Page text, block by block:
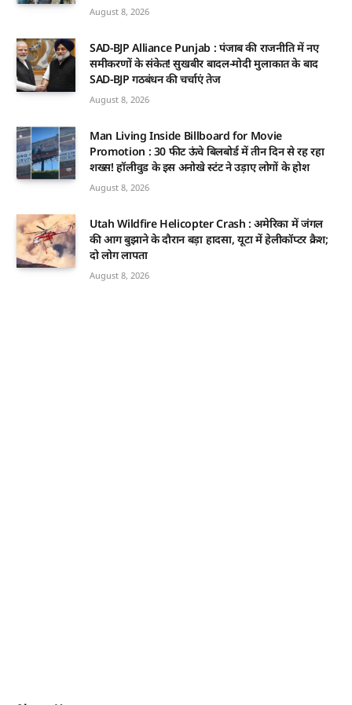
August 8, 2026
SAD-BJP Alliance Punjab : पंजाब की राजनीति में नए
समीकरणों के संकेत! सुखबीर बादल-मोदी मुलाकात के बाद
SAD-BJP गठबंधन की चर्चाएं तेज
August 8, 2026
Man Living Inside Billboard for Movie
Promotion : 30 फीट ऊंचे बिलबोर्ड में तीन दिन से रह रहा
शख्स! हॉलीवुड के इस अनोखे स्टंट ने उड़ाए लोगों के होश
August 8, 2026
Utah Wildfire Helicopter Crash : अमेरिका में जंगल
की आग बुझाने के दौरान बड़ा हादसा, यूटा में हेलीकॉप्टर क्रैश;
दो लोग लापता
August 8, 2026